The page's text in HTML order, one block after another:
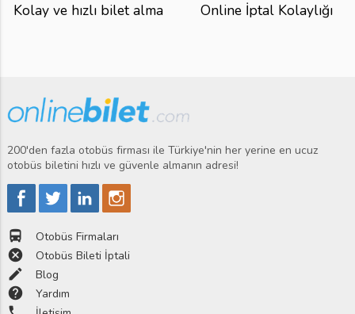
Kolay ve hızlı bilet alma Online İptal Kolaylığı
200'den fazla otobüs firması ile Türkiye'nin her yerine en ucuz
otobüs biletini hızlı ve güvenle almanın adresi!
directions_bus Otobüs Firmaları
cancel Otobüs Bileti İptali
edit Blog
help Yardım